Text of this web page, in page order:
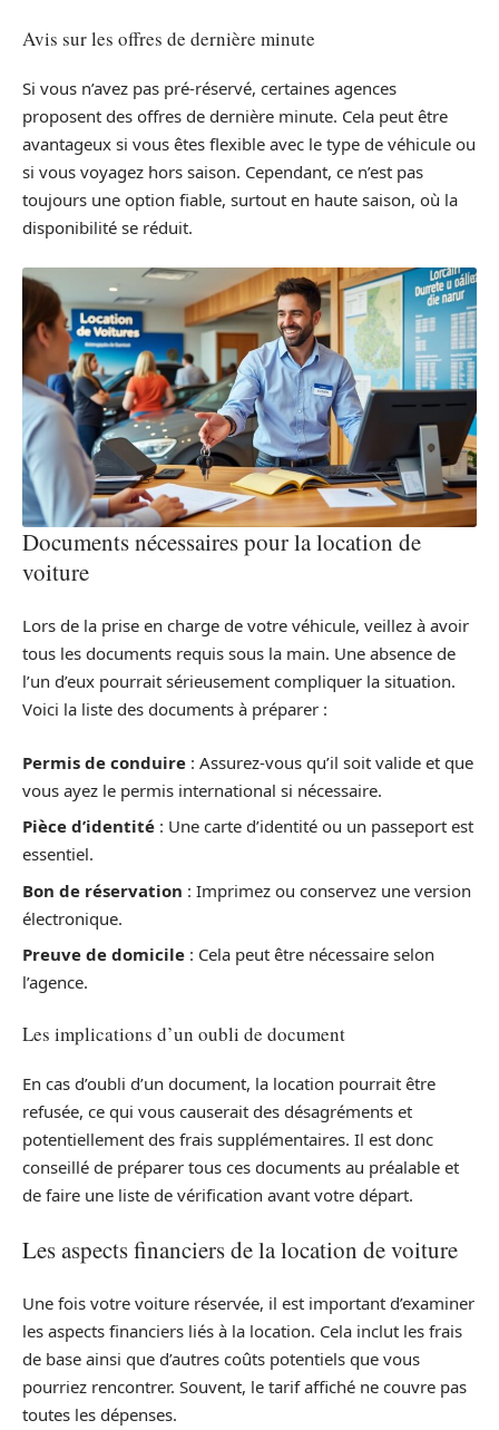
Avis sur les offres de dernière minute
Si vous n’avez pas pré-réservé, certaines agences
proposent des offres de dernière minute. Cela peut être
avantageux si vous êtes flexible avec le type de véhicule ou
si vous voyagez hors saison. Cependant, ce n’est pas
toujours une option fiable, surtout en haute saison, où la
disponibilité se réduit.
Documents nécessaires pour la location de
voiture
Lors de la prise en charge de votre véhicule, veillez à avoir
tous les documents requis sous la main. Une absence de
l’un d’eux pourrait sérieusement compliquer la situation.
Voici la liste des documents à préparer :
Permis de conduire : Assurez-vous qu’il soit valide et que
vous ayez le permis international si nécessaire.
Pièce d’identité : Une carte d’identité ou un passeport est
essentiel.
Bon de réservation : Imprimez ou conservez une version
électronique.
Preuve de domicile : Cela peut être nécessaire selon
l’agence.
Les implications d’un oubli de document
En cas d’oubli d’un document, la location pourrait être
refusée, ce qui vous causerait des désagréments et
potentiellement des frais supplémentaires. Il est donc
conseillé de préparer tous ces documents au préalable et
de faire une liste de vérification avant votre départ.
Les aspects financiers de la location de voiture
Une fois votre voiture réservée, il est important d’examiner
les aspects financiers liés à la location. Cela inclut les frais
de base ainsi que d’autres coûts potentiels que vous
pourriez rencontrer. Souvent, le tarif affiché ne couvre pas
toutes les dépenses.